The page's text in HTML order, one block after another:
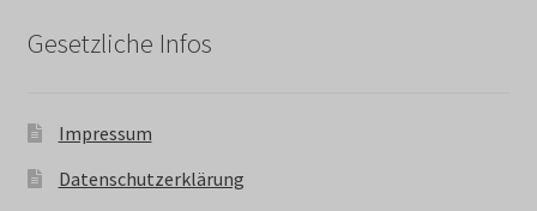
Gesetzliche Infos
Impressum
Datenschutzerklärung